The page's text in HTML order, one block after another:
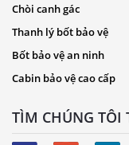
Chòi canh gác
Thanh lý bốt bảo vệ
Bốt bảo vệ an ninh
Cabin bảo vệ cao cấp
TÌM CHÚNG TÔI